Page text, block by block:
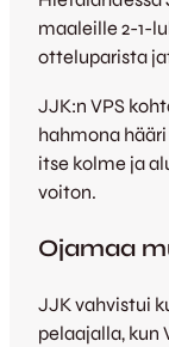
maaleille 2-1-
otteluparista
JJK:n VPS
hahmona
itse kolme ja
voiton.
Ojamaa
JJK vahvistui
pelaajalla, kun